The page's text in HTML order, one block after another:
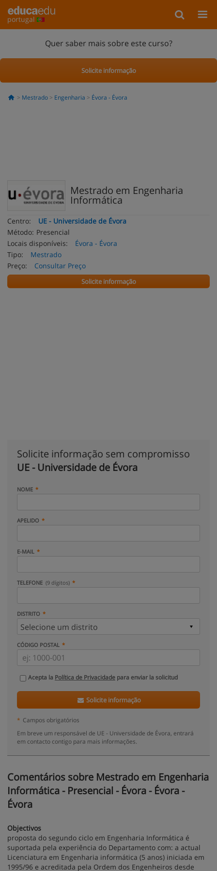
portugal
Quer saber mais sobre este curso?
Solicite informação
Mestrado Engenharia Évora - Évora
Mestrado em Engenharia
Informática
Centro:
UE - Universidade de Évora
Método: Presencial
Locais disponíveis:
Évora - Évora
Tipo:
Mestrado
Preço:
Consultar Preço
Solicite informação
Solicite informação sem compromisso
UE - Universidade de Évora
NOME
APELIDO
E-MAIL
TELEFONE (9 dígitos)
DISTRITO
CÓDIGO POSTAL
Acepta la Política de Privacidade para enviar la solicitud
Solicite informação
* Campos obrigatórios
Em breve um responsável de UE - Universidade de Évora, entrará
em contacto contigo para mais informações.
Comentários sobre Mestrado em Engenharia
Informática - Presencial - Évora - Évora -
Évora
Objectivos
proposta do segundo ciclo em Engenharia Informática é
suportada pela experiência do Departamento com: a actual
Licenciatura em Engenharia informática (5 anos) iniciada em
1995/96 e acreditada pela Ordem dos Engenheiros desde